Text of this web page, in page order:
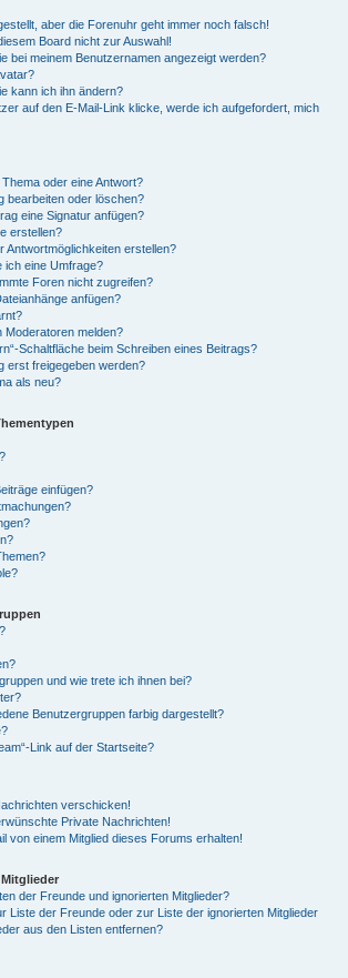
aber die Forenuhr geht immer noch falsch!
Board nicht zur Auswahl!
bei meinem Benutzernamen angezeigt werden?
kann ich ihn ändern?
auf den E-Mail-Link klicke, werde ich aufgefordert, mich
oder eine Antwort?
bearbeiten oder löschen?
eine Signatur anfügen?
erstellen?
Antwortmöglichkeiten erstellen?
ich eine Umfrage?
Foren nicht zugreifen?
anfügen?
Moderatoren melden?
Schaltfläche beim Schreiben eines Beitrags?
erst freigegeben werden?
als neu?
einfügen?
und wie trete ich ihnen bei?
Benutzergruppen farbig dargestellt?
Link auf der Startseite?
verschicken!
Private Nachrichten!
von einem Mitglied dieses Forums erhalten!
der Freunde und ignorierten Mitglieder?
Liste der Freunde oder zur Liste der ignorierten Mitglieder
aus den Listen entfernen?